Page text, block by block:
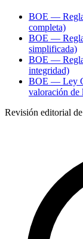
BOE —
completa)
BOE —
simplificada)
BOE —
integridad)
BOE — Ley
valoración de
Revisión editorial